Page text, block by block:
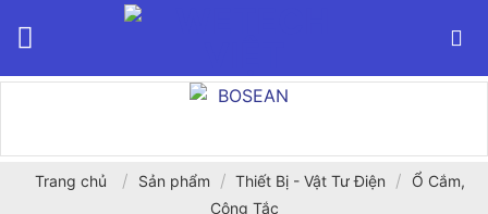
Trang chủ / Sản phẩm / Thiết Bị - Vật Tư Điện /
Ổ Cắm,
Công Tắc